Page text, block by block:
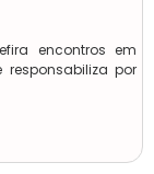
encontros em
por